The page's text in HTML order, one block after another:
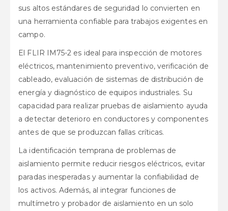
sus altos estándares de seguridad lo convierten en
una herramienta confiable para trabajos exigentes en
campo.
El FLIR IM75-2 es ideal para inspección de motores
eléctricos, mantenimiento preventivo, verificación de
cableado, evaluación de sistemas de distribución de
energía y diagnóstico de equipos industriales. Su
capacidad para realizar pruebas de aislamiento ayuda
a detectar deterioro en conductores y componentes
antes de que se produzcan fallas críticas.
La identificación temprana de problemas de
aislamiento permite reducir riesgos eléctricos, evitar
paradas inesperadas y aumentar la confiabilidad de
los activos. Además, al integrar funciones de
multímetro y probador de aislamiento en un solo